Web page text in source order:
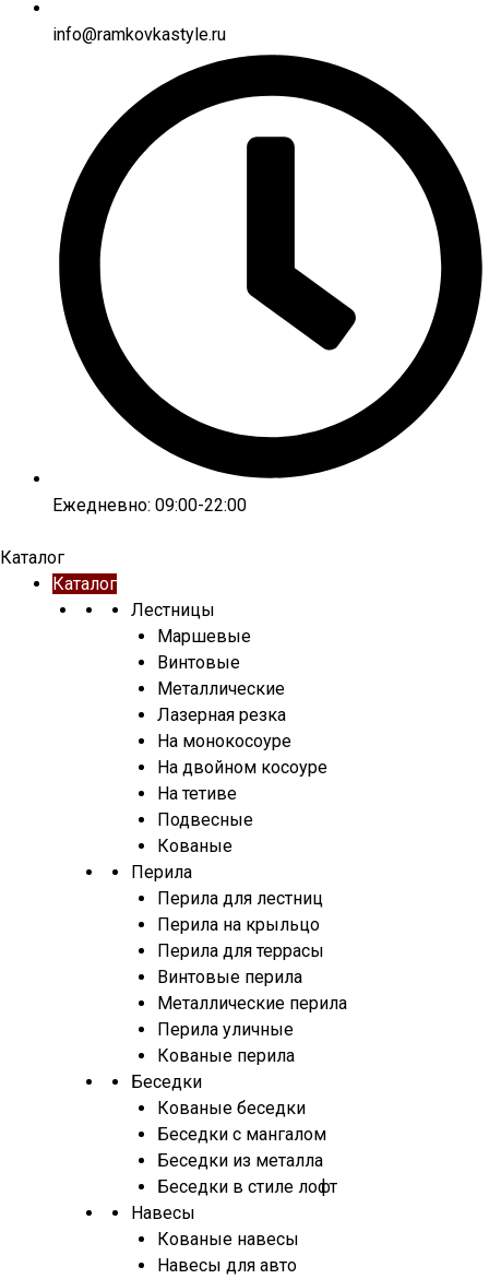
info@ramkovkastyle.ru
Ежедневно: 09:00-22:00
Каталог
Каталог
Лестницы
Маршевые
Винтовые
Металлические
Лазерная резка
На монокосоуре
На двойном косоуре
На тетиве
Подвесные
Кованые
Перила
Перила для лестниц
Перила на крыльцо
Перила для террасы
Винтовые перила
Металлические перила
Перила уличные
Кованые перила
Беседки
Кованые беседки
Беседки с мангалом
Беседки из металла
Беседки в стиле лофт
Навесы
Кованые навесы
Навесы для авто